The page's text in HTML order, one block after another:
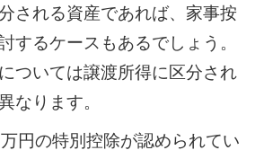
される資産であれば、家事按
するケースもあるでしょう。
ついては譲渡所得に区分され
なります。
円の特別控除が認められてい